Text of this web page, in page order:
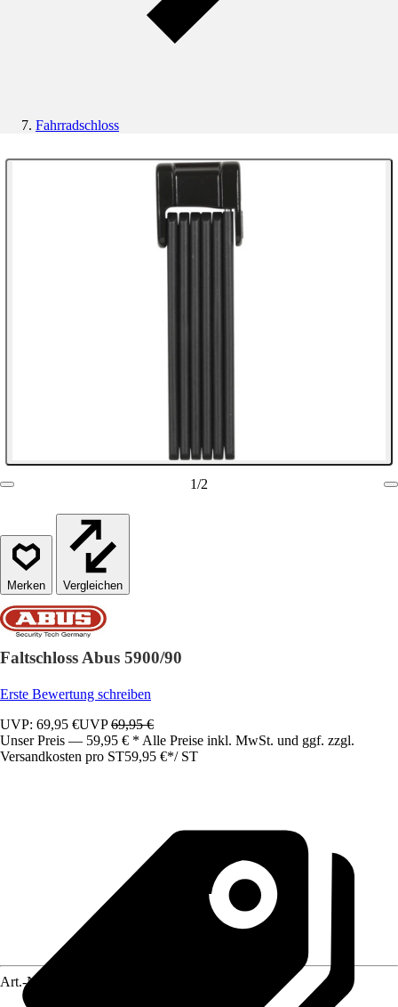
Fahrradschloss
1/2
Vergleichen
Faltschloss Abus 5900/90
Erste Bewertung schreiben
UVP: 69,95 €UVP69,95 €
Unser Preis — 59,95 € * Alle Preise inkl. MwSt. und ggf. zzgl.
Versandkosten pro ST59,95 €*/ ST
Art.-Nr.